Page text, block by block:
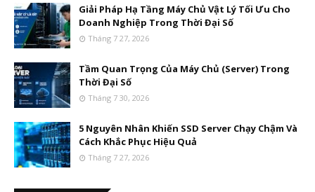
Giải Pháp Hạ Tầng Máy Chủ Vật Lý Tối Ưu Cho
Doanh Nghiệp Trong Thời Đại Số
Tháng 7 27, 2026
Tầm Quan Trọng Của Máy Chủ (Server) Trong
Thời Đại Số
Tháng 7 30, 2026
5 Nguyên Nhân Khiến SSD Server Chạy Chậm Và
Cách Khắc Phục Hiệu Quả
Tháng 7 27, 2026